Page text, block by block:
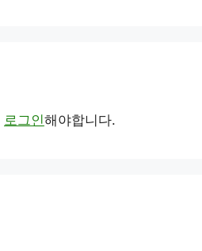
로그인해야합니다.